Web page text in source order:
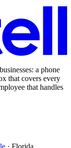
a phone
that covers every
that handles